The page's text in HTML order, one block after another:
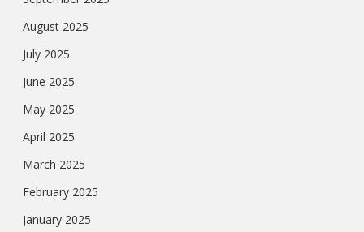
August 2025
July 2025
June 2025
May 2025
April 2025
March 2025
February 2025
January 2025